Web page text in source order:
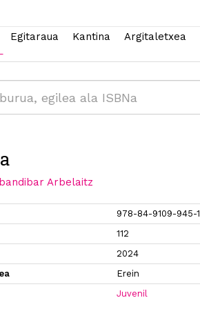
Egitaraua Kantina Argitaletxea
Arbelaitz
978-84-9109-945-1
112
2024
Erein
Juvenil